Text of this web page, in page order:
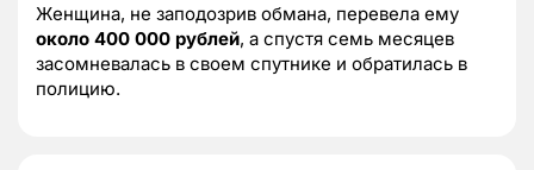
Женщина, не заподозрив обмана, перевела ему
около 400 000 рублей, а спустя семь месяцев
засомневалась в своем спутнике и обратилась в
полицию.